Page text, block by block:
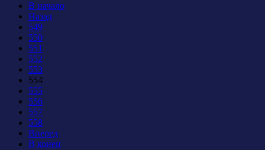
В начало
Назад
549
550
551
552
553
554
555
556
557
558
Вперед
В конец